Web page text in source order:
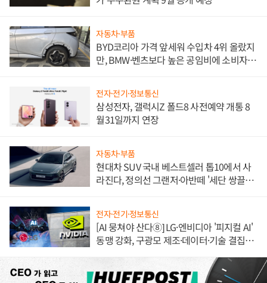
자동차·부품
BYD코리아 가격 앞세워 수입차 4위 올랐지
만, BMW·벤츠보다 높은 공임비에 소비자
전자·전기·정보통신
삼성전자, 갤럭시Z 폴드8 사전예약 개통 8
월31일까지 연장
자동차·부품
현대차 SUV 국내 베스트셀러 톱10에서 사
라진다, 정의선 그랜저·아반떼 '세단 쌍끌
전자·전기·정보통신
[AI 뭉쳐야 산다⑧] LG·엔비디아 '피지컬 AI'
동맹 강화, 구광모 제조·데이터·기술 결집